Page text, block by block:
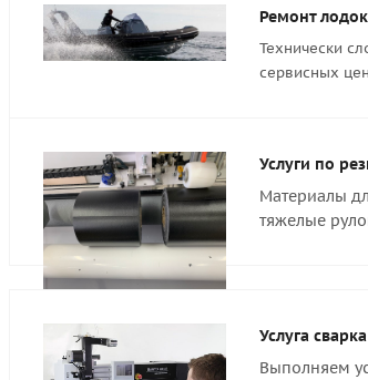
Ремонт
Технически
сервисных
Услуги по
Материалы
тяжелые
Услуга
Выполняем